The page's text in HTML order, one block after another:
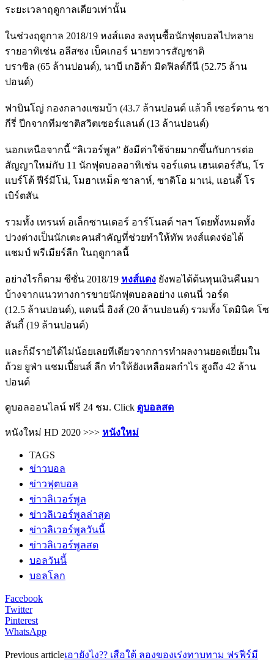
ระยะเวลาฤดูกาลเดียวเท่านั้น
ในช่วงฤดูกาล 2018/19 หงส์แดง ลงทุนซื้อนักฟุตบอลไปหลาย
รายอาทิเช่น อลีสซง เบ็คเกอร์ นายทวารสัญชาติ
บราซิล (65 ล้านปอนด์), นาบี เกอิต้า มิดฟิลด์กีนี (52.75 ล้าน
ปอนด์)
ฟาบินโญ่ กองกลางแซมบ้า (43.7 ล้านปอนด์ แล้วก็ เซอร์ดาน ชา
กีรี่ ปีกจากทีมชาติสวิตเซอร์แลนด์ (13 ล้านปอนด์)
นอกเหนือจากนี้ “ลิเวอร์พูล” ยังมีค่าใช้จ่ายมากขึ้นกับการต่อ
สัญญาใหม่กับ 11 นักฟุตบอลอาทิเช่น จอร์แดน เฮนเดอร์สัน, โร
แบร์โต้ ฟีร์มีโน่, โมฮาเหม็ด ซาลาห์, ซาดิโอ มาเน่, แอนดี้ โร
เบิร์ตสัน
รวมทั้ง เทรนท์ อเล็กซานเดอร์ อาร์โนลด์ ฯลฯ โดยทั้งหมดทั้ง
ปวงต่างเป็นนักเตะคนสำคัญที่ช่วยทำให้ทัพ หงส์แดงจ่อได้
แชมป์ พรีเมียร์ลีก ในฤดูกาลนี้
อย่างไรก็ตาม ซีซั่น 2018/19 หงส์แดง ยังพอได้ต้นทุนเงินคืนมา
บ้างจากแนวทางการขายนักฟุตบอลอย่าง แดนนี่ วอร์ด
(12.5 ล้านปอนด์), แดนนี่ อิงส์ (20 ล้านปอนด์) รวมทั้ง โดมินิค โซ
ลันกี้ (19 ล้านปอนด์)
และก็มีรายได้ไม่น้อยเลยทีเดียวจากการทำผลงานยอดเยี่ยมใน
ถ้วย ยูฟ่า แชมเปี้ยนส์ ลีก ทำให้ยังเหลือผลกำไร สูงถึง 42 ล้าน
ปอนด์
ดูบอลออนไลน์ ฟรี 24 ชม. Click ดูบอลสด
หนังใหม่ HD 2020 >>> หนังใหม่
TAGS
ข่าวบอล
ข่าวฟุตบอล
ข่าวลิเวอร์พูล
ข่าวลิเวอร์พูลล่าสุด
ข่าวลิเวอร์พูลวันนี้
ข่าวลิเวอร์พูลสด
บอลวันนี้
บอลโลก
Facebook
Twitter
Pinterest
WhatsApp
Previous articleเอายังไง?? เสือใต้ ลองของเร่งทาบทาม ฟรฟีร์มี